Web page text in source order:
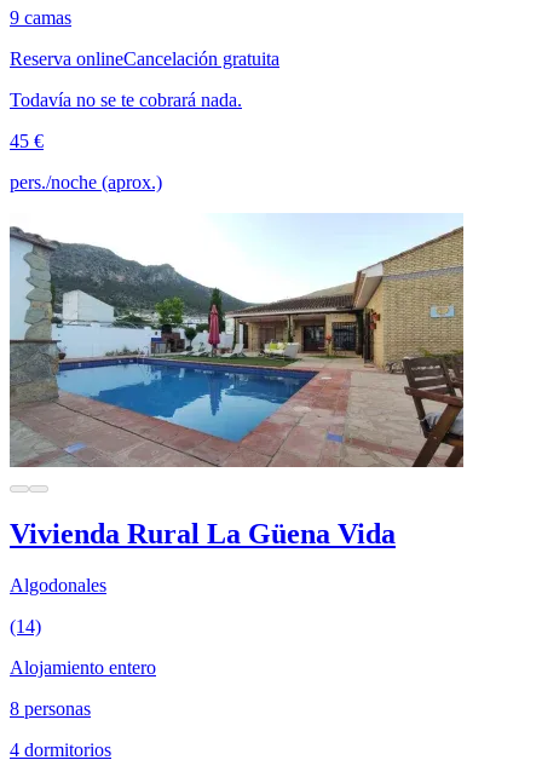
9 camas
Reserva onlineCancelación gratuita
Todavía no se te cobrará nada.
45 €
pers./noche (aprox.)
Vivienda Rural La Güena Vida
Algodonales
(14)
Alojamiento entero
8 personas
4 dormitorios